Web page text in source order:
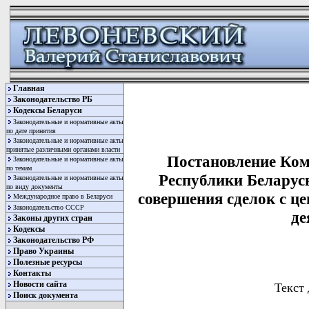
Главная
Законодательство РБ
Кодексы Беларуси
Законодательные и нормативные акты
по дате принятия
Законодательные и нормативные акты
принятые различными органами власти
Законодательные и нормативные акты
по темам
Законодательные и нормативные акты
по виду документы
Международное право в Беларуси
Законодательство СССР
Законы других стран
Кодексы
Законодательство РФ
Право Украины
Полезные ресурсы
Контакты
Новости сайта
Поиск документа
Постановление
Республики
совершения сделок с
Текст